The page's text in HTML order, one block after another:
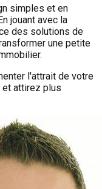
simples et en
jouant avec la
des solutions de
une petite
l'attrait de votre
et attirez plus